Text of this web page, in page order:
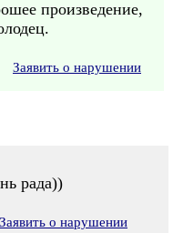
произведение,
Заявить о нарушении
рада))
Заявить о нарушении